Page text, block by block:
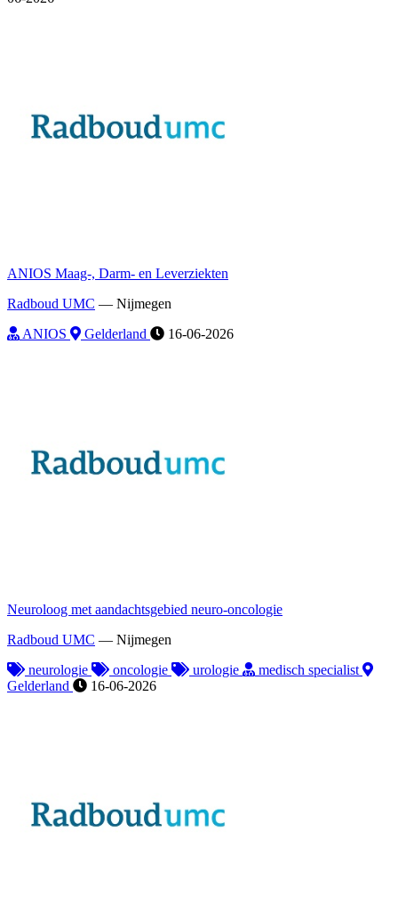
ANIOS Maag-, Darm- en Leverziekten
Radboud UMC — Nijmegen
ANIOS
Gelderland 16-06-2026
Neuroloog met aandachtsgebied neuro-oncologie
Radboud UMC — Nijmegen
neurologie
oncologie urologie
medisch specialist
Gelderland
16-06-2026